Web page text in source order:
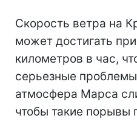
Скорость ветра на
может достигать
километров в час,
серьезные
атмосфера Марса
чтобы такие порывы